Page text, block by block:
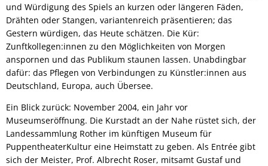
und Würdigung des Spiels an kurzen oder längeren Fäden,
Drähten oder Stangen, variantenreich präsentieren; das
Gestern würdigen, das Heute schätzen. Die Kür:
Zunftkollegen:innen zu den Möglichkeiten von Morgen
anspornen und das Publikum staunen lassen. Unabdingbar
dafür: das Pflegen von Verbindungen zu Künstler:innen aus
Deutschland, Europa, auch Übersee.
Ein Blick zurück: November 2004, ein Jahr vor
Museumseröffnung. Die Kurstadt an der Nahe rüstet sich, der
Landessammlung Rother im künftigen Museum für
PuppentheaterKultur eine Heimstatt zu geben. Als Entrée gibt
sich der Meister, Prof. Albrecht Roser, mitsamt Gustaf und